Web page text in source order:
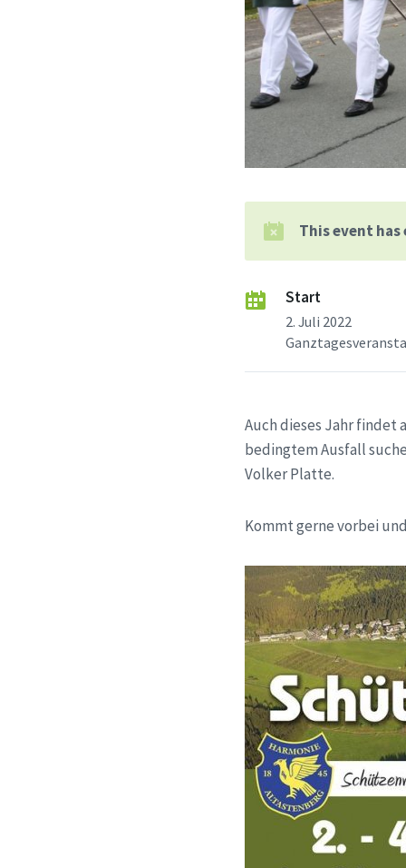
This event has
Start
2. Juli 2022
Auch dieses Jahr findet
bedingtem Ausfall
Volker Platte.
Kommt gerne vorbei